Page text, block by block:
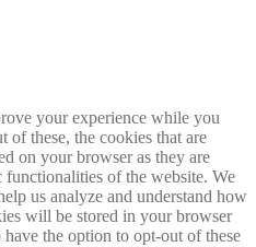
your experience while you
of these, the cookies that are
on your browser as they are
of the website. We
us analyze and understand how
will be stored in your browser
the option to opt-out of these